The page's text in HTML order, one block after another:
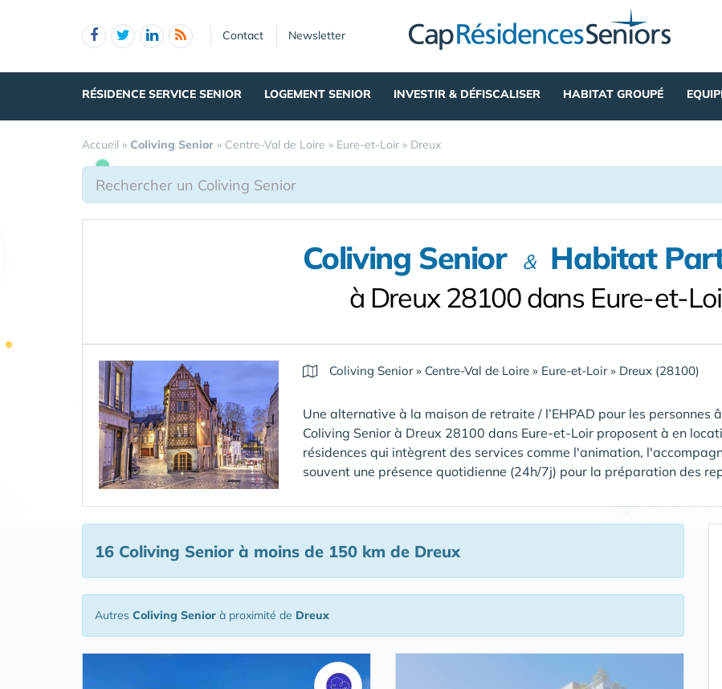
Contact Newsletter
RÉSIDENCE SERVICE SENIOR LOGEMENT SENIOR INVESTIR & DÉFISCALISER HABITAT GROUPÉ
Accueil » Coliving Senior » Centre-Val de Loire » Eure-et-Loir » Dreux
Coliving Senior & Habitat
à Dreux 28100 dans Eure-et-
Coliving Senior» Centre-Val de Loire » Eure-et-Loir» Dreux (28100)
Une alternative à la maison de retraite / l’EHPAD pour les personnes
Coliving Senior à Dreux 28100 dans Eure-et-Loir proposent à en
résidences qui intègrent des services comme l'animation,
souvent une présence quotidienne (24h/7j) pour la préparation des
16 Coliving Seniorà moins de 150 km de Dreux
Autres Coliving Senior à proximité de Dreux